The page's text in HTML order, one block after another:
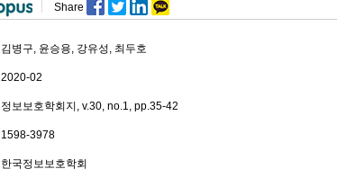
Share
김병구, 윤승용, 강유성, 최두호
2020-02
정보보호학회지, v.30, no.1, pp.35-42
1598-3978
한국정보보호학회